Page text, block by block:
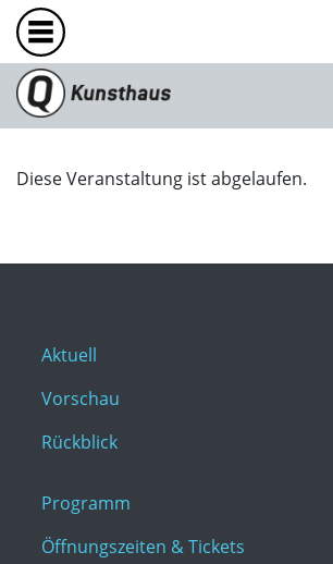
Diese Veranstaltung ist abgelaufen.
Aktuell
Vorschau
Rückblick
Programm
Öffnungszeiten & Tickets